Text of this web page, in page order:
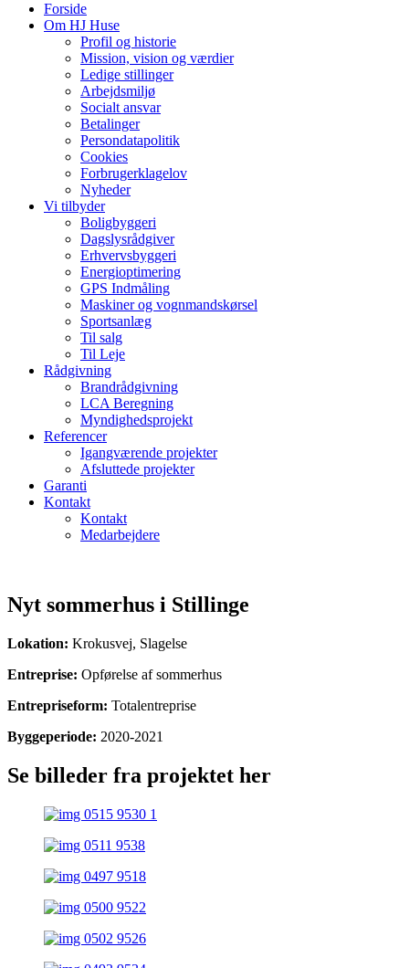
Forside
Om HJ Huse
Profil og historie
Mission, vision og værdier
Ledige stillinger
Arbejdsmiljø
Socialt ansvar​
Betalinger
Persondatapolitik
Cookies
Forbrugerklagelov
Nyheder
Vi tilbyder
Boligbyggeri
Dagslysrådgiver
Erhvervsbyggeri
Energioptimering
GPS Indmåling
Maskiner og vognmandskørsel
Sportsanlæg
Til salg
Til Leje
Rådgivning
Brandrådgivning
LCA Beregning
Myndighedsprojekt
Referencer
Igangværende projekter
Afsluttede projekter
Garanti
Kontakt
Kontakt
Medarbejdere
Nyt sommerhus i Stillinge
Lokation: Krokusvej, Slagelse
Entreprise: Opførelse af sommerhus
Entrepriseform: Totalentreprise
Byggeperiode: 2020-2021
Se billeder fra projektet her